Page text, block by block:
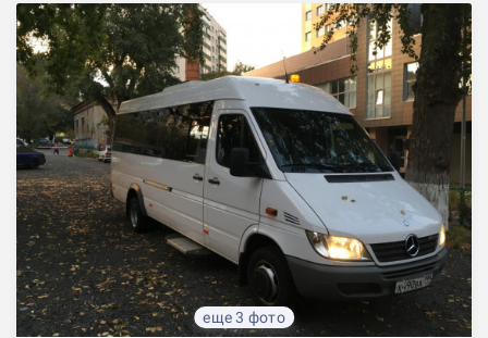
еще 3 фото